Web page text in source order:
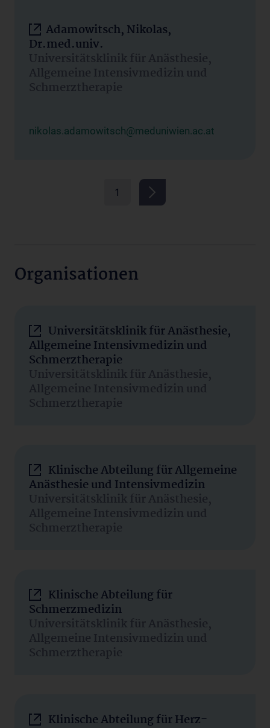
Adamowitsch, Nikolas,
Dr.med.univ.
Universitätsklinik für Anästhesie,
Allgemeine Intensivmedizin und
Schmerztherapie
nikolas.adamowitsch@meduniwien.ac.at
1
Organisationen
Universitätsklinik für Anästhesie,
Allgemeine Intensivmedizin und
Schmerztherapie
Universitätsklinik für Anästhesie,
Allgemeine Intensivmedizin und
Schmerztherapie
Klinische Abteilung für Allgemeine
Anästhesie und Intensivmedizin
Universitätsklinik für Anästhesie,
Allgemeine Intensivmedizin und
Schmerztherapie
Klinische Abteilung für
Schmerzmedizin
Universitätsklinik für Anästhesie,
Allgemeine Intensivmedizin und
Schmerztherapie
Klinische Abteilung für Herz-